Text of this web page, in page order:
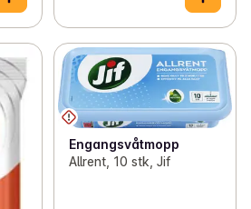
Engangsvåtmopp
Allrent, 10 stk, Jif